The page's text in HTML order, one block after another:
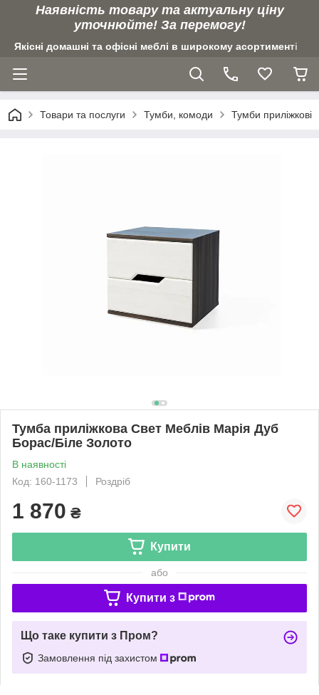
Наявність товару та актуальну ціну
уточнюйте! За перемогу!
Якісні домашні та офісні меблі в широкому асортименті
Товари та послуги Тумби, комоди Тумби приліжкові
Тумба приліжкова Свет Меблів Марія Дуб
Борас/Біле Золото
В наявності
Код: 160-1173
Роздріб
1 870 ₴
Купити
або
Купити з
Що таке купити з Пром?
Замовлення під захистом